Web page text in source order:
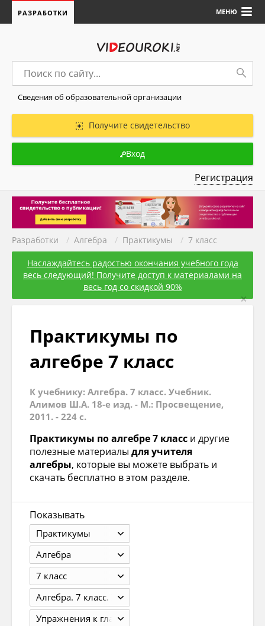
МЕНЮ
РАЗРАБОТКИ
Сведения об образовательной организации
Получите свидетельство
Вход
Регистрация
Разработки / Алгебра / Практикумы / 7 класс
Наслаждайтесь радостью окончания учебного года
весь следующий! Получите доступ к материалами на
весь год со скидкой 90%
×
Практикумы по
алгебре 7 класс
К учебнику: Алгебра. 7 класс. Учебник.
Алимов Ш.А. 18-е изд. - М.: Просвещение,
2011. - 224 с.
Практикумы по алгебре 7 класс и другие
полезные материалы для учителя
алгебры, которые вы можете выбрать и
скачать бесплатно в этом разделе.
Показывать
Практикумы
Алгебра
7 класс
Алгебра. 7 класс. Учебник. Алимов Ш.А. 18-е изд. - М.: Просвещение, 2011. - 224 с.
Упражнения к главе VII